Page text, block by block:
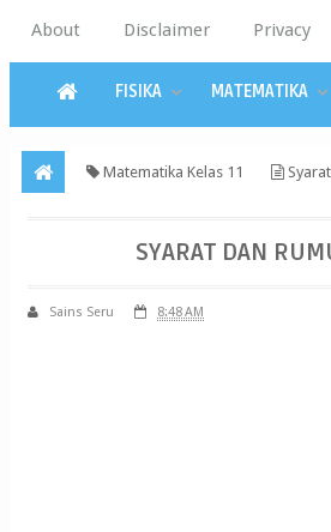
About Disclaimer Privacy
FISIKA MATEMATIKA
Matematika Kelas 11
SYARAT DAN
Sains Seru 8:48 AM